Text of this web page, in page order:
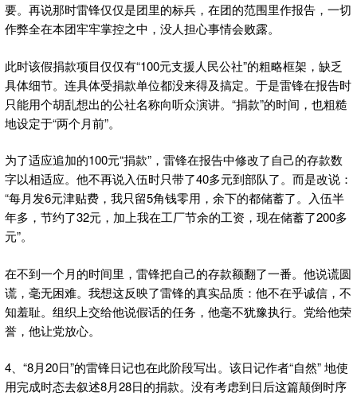
要。再说那时雷锋仅仅是团里的标兵，在团的范围里作报告，一切
作弊全在本团牢牢掌控之中，没人担心事情会败露。
此时该假捐款项目仅仅有“100元支援人民公社”的粗略框架，缺乏
具体细节。连具体受捐款单位都没来得及搞定。于是雷锋在报告时
只能用个胡乱想出的公社名称向听众演讲。“捐款”的时间，也粗糙
地设定于“两个月前”。
为了适应追加的100元“捐款”，雷锋在报告中修改了自己的存款数
字以相适应。他不再说入伍时只带了40多元到部队了。而是改说：
“每月发6元津贴费，我只留5角钱零用，余下的都储蓄了。入伍半
年多，节约了32元，加上我在工厂节余的工资，现在储蓄了200多
元”。
在不到一个月的时间里，雷锋把自己的存款额翻了一番。他说谎圆
谎，毫无困难。我想这反映了雷锋的真实品质：他不在乎诚信，不
知羞耻。组织上交给他说假话的任务，他毫不犹豫执行。党给他荣
誉，他让党放心。
4、“8月20日”的雷锋日记也在此阶段写出。该日记作者“自然” 地使
用完成时态去叙述8月28日的捐款。没有考虑到日后这篇颠倒时序